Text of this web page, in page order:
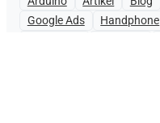
Google Ads
Handphone